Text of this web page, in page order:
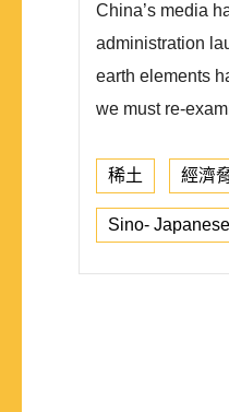
China’s media
administration
earth elements
we must re-
稀土 經濟
Sino-